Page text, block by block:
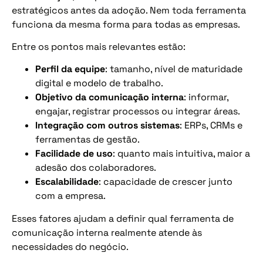
estratégicos antes da adoção. Nem toda ferramenta
funciona da mesma forma para todas as empresas.
Entre os pontos mais relevantes estão:
Perfil da equipe: tamanho, nível de maturidade
digital e modelo de trabalho.
Objetivo da comunicação interna: informar,
engajar, registrar processos ou integrar áreas.
Integração com outros sistemas: ERPs, CRMs e
ferramentas de gestão.
Facilidade de uso: quanto mais intuitiva, maior a
adesão dos colaboradores.
Escalabilidade: capacidade de crescer junto
com a empresa.
Esses fatores ajudam a definir qual ferramenta de
comunicação interna realmente atende às
necessidades do negócio.